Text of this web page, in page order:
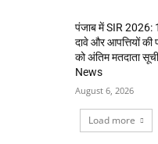
पंजाब में SIR 2026:
दावे और आपत्तियों
को अंतिम मतदाता
News
August 6, 2026
Load more